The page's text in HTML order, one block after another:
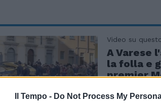
Il Tempo - Do Not Process My
Video su
A Varese
la folla e
premier